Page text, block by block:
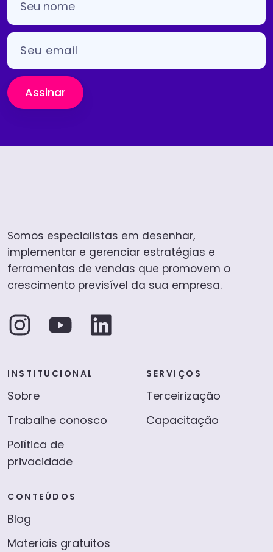
Assinar
Somos especialistas em desenhar,
implementar e gerenciar estratégias e
ferramentas de vendas que promovem o
crescimento previsível da sua empresa.
INSTITUCIONAL
Sobre
Trabalhe conosco
Política de
privacidade
SERVIÇOS
Terceirização
Capacitação
CONTEÚDOS
Blog
Materiais gratuitos